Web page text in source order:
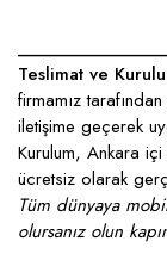
Teslimat ve
firmamız
iletişime geçerek
Kurulum, Ankara
ücretsiz olarak
Tüm dünyaya
olursanız olun